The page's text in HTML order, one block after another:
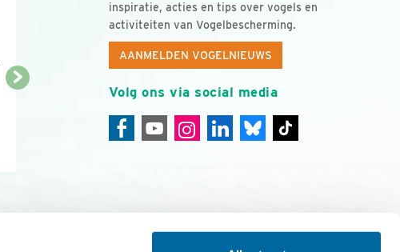
inspiratie, acties en tips over vogels en
activiteiten van Vogelbescherming.
AANMELDEN VOGELNIEUWS
Volg ons via social media